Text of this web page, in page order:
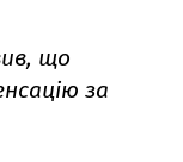
що
за